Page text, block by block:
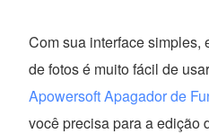
Com sua interface simples,
de fotos é muito fácil de
Apowersoft Apagador de
você precisa para a edição